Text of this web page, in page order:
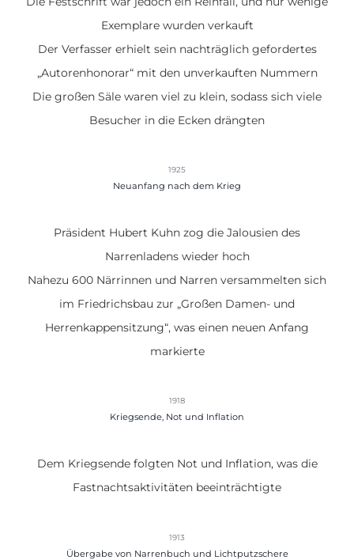
Exemplare wurden verkauft
Der Verfasser erhielt sein nachträglich gefordertes
„Autorenhonorar“ mit den unverkauften Nummern
Die großen Säle waren viel zu klein, sodass sich viele
Besucher in die Ecken drängten
1925
Neuanfang nach dem Krieg
Präsident Hubert Kuhn zog die Jalousien des
Narrenladens wieder hoch
Nahezu 600 Närrinnen und Narren versammelten sich
im Friedrichsbau zur „Großen Damen- und
Herrenkappensitzung“, was einen neuen Anfang
markierte
1918
Kriegsende, Not und Inflation
Dem Kriegsende folgten Not und Inflation, was die
Fastnachtsaktivitäten beeinträchtigte
1913
Übergabe von Narrenbuch und Lichtputzschere